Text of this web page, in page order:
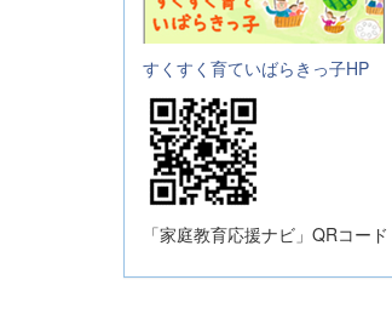
すくすく育ていばらきっ子HP
「家庭教育応援ナビ」QRコード